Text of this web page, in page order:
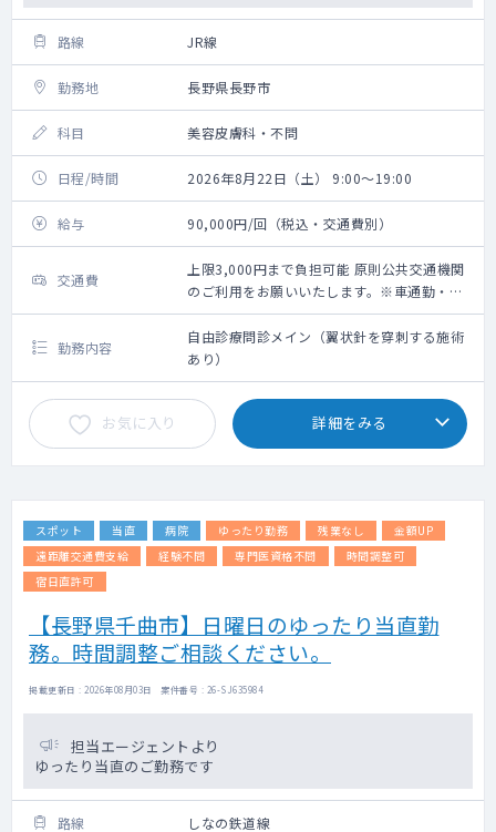
路線 JR線
勤務地 長野県長野市
科目 美容皮膚科・不問
日程/時間 2026年8月22日（土） 9:00～19:00
給与 90,000円/回（税込・交通費別）
交通費
上限3,000円まで負担可能 原則公共交通機関
のご利用をお願いいたします。※車通勤・タ
クシー利用要相談
勤務内容
自由診療問診メイン（翼状針を穿刺する施術
あり）
お気に入り 詳細をみる
スポット 当直 病院 ゆったり勤務 残業なし
金額UP
遠距離交通費支給
経験不問 専門医資格不問
時間調整可
宿日直許可
【長野県千曲市】日曜日のゆったり当直勤
務。時間調整ご相談ください。
掲載更新日 : 2026年08月03日 案件番号 : 26-SJ635984
担当エージェントより
ゆったり当直のご勤務です
路線 しなの鉄道線